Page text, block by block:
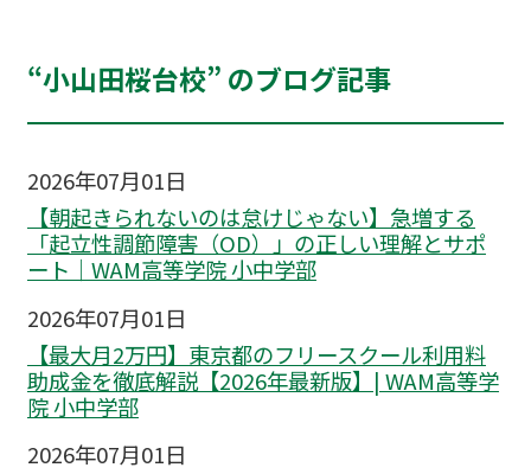
“小山田桜台校” のブログ記事
2026年07月01日
【朝起きられないのは怠けじゃない】急増する
「起立性調節障害（OD）」の正しい理解とサポ
ート｜WAM高等学院 小中学部
2026年07月01日
【最大月2万円】東京都のフリースクール利用料
助成金を徹底解説【2026年最新版】| WAM高等学
院 小中学部
2026年07月01日